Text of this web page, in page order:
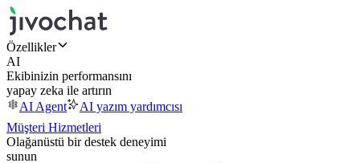
Özellikler
AI
Ekibinizin performansını
yapay zeka ile artırın
AI Agent
AI yazım yardımcısı
Müşteri Hizmetleri
Olağanüstü bir destek deneyimi
sunun